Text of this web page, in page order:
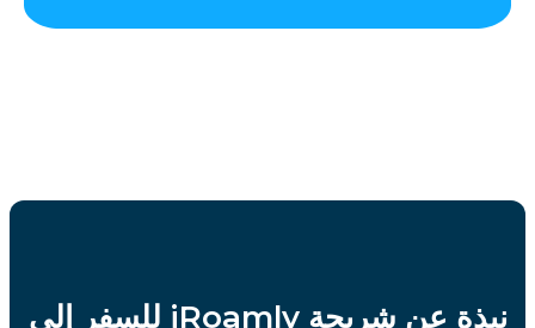
نبذة عن شريحة iRoamly للسفر إلى